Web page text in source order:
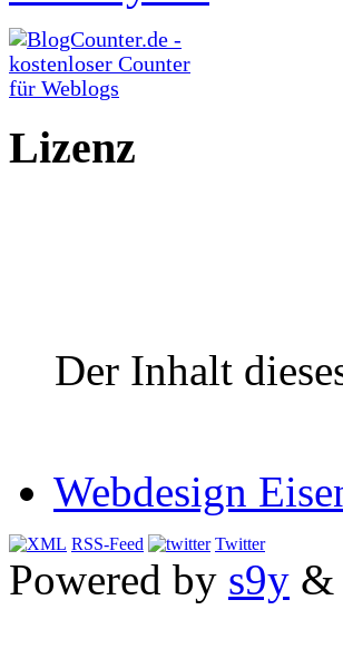
Lizenz
Der Inhalt
Webdesign
RSS-Feed Twitter
Powered by s9y &